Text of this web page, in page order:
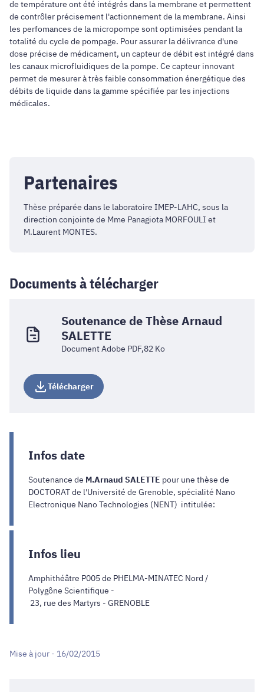
de température ont été intégrés dans la membrane et permettent
de contrôler précisement l'actionnement de la membrane. Ainsi
les perfomances de la micropompe sont optimisées pendant la
totalité du cycle de pompage. Pour assurer la délivrance d'une
dose précise de médicament, un capteur de débit est intégré dans
les canaux microfluidiques de la pompe. Ce capteur innovant
permet de mesurer à très faible consommation énergétique des
débits de liquide dans la gamme spécifiée par les injections
médicales.
Partenaires
Thèse préparée dans le laboratoire IMEP-LAHC, sous la
direction conjointe de Mme Panagiota MORFOULI et
M.Laurent MONTES.
Documents à télécharger
Soutenance de Thèse Arnaud
SALETTE
Document Adobe PDF,82 Ko
Télécharger
Infos date
Soutenance de M.Arnaud SALETTE pour une thèse de
DOCTORAT de l'Université de Grenoble, spécialité Nano
Electronique Nano Technologies (NENT) intitulée:
Infos lieu
Amphithéâtre P005 de PHELMA-MINATEC Nord /
Polygône Scientifique -
23, rue des Martyrs - GRENOBLE
Mise à jour - 16/02/2015